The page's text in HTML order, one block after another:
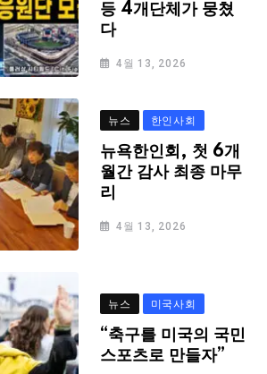
등 4개단체가 뭉쳤
다
4월 13, 2026
뉴스 한인사회
뉴욕한인회, 첫 6개
월간 감사 최종 마무
리
4월 13, 2026
뉴스 미국사회
“축구를 미국의 국민
스포츠로 만들자”